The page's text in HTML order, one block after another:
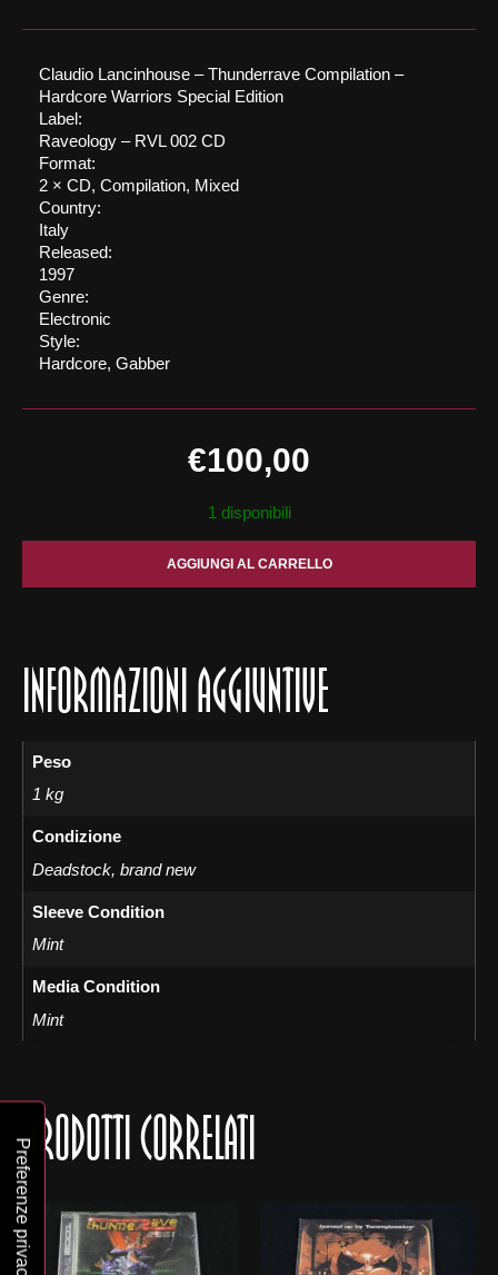
Claudio Lancinhouse ‎– Thunderrave Compilation –
Hardcore Warriors Special Edition
Label:
Raveology ‎– RVL 002 CD
Format:
2 × CD, Compilation, Mixed
Country:
Italy
Released:
1997
Genre:
Electronic
Style:
Hardcore, Gabber
€100,00
1 disponibili
AGGIUNGI AL CARRELLO
INFORMAZIONI AGGIUNTIVE
Peso
1 kg
Condizione
Deadstock, brand new
Sleeve Condition
Mint
Media Condition
Mint
PRODOTTI CORRELATI